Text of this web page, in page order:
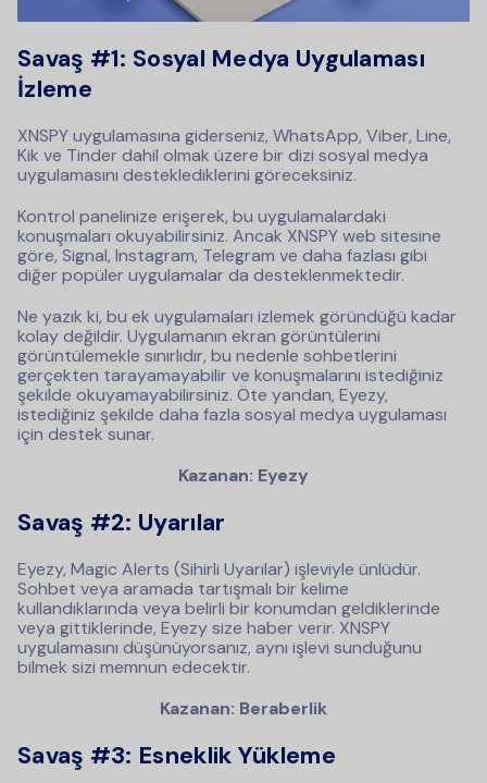
Savaş #1: Sosyal Medya Uygulaması
İzleme
XNSPY uygulamasına giderseniz, WhatsApp, Viber, Line,
Kik ve Tinder dahil olmak üzere bir dizi sosyal medya
uygulamasını desteklediklerini göreceksiniz.
Kontrol panelinize erişerek, bu uygulamalardaki
konuşmaları okuyabilirsiniz. Ancak XNSPY web sitesine
göre, Signal, Instagram, Telegram ve daha fazlası gibi
diğer popüler uygulamalar da desteklenmektedir.
Ne yazık ki, bu ek uygulamaları izlemek göründüğü kadar
kolay değildir. Uygulamanın ekran görüntülerini
görüntülemekle sınırlıdır, bu nedenle sohbetlerini
gerçekten tarayamayabilir ve konuşmalarını istediğiniz
şekilde okuyamayabilirsiniz. Öte yandan, Eyezy,
istediğiniz şekilde daha fazla sosyal medya uygulaması
için destek sunar.
Kazanan: Eyezy
Savaş #2: Uyarılar
Eyezy, Magic Alerts (Sihirli Uyarılar) işleviyle ünlüdür.
Sohbet veya aramada tartışmalı bir kelime
kullandıklarında veya belirli bir konumdan geldiklerinde
veya gittiklerinde, Eyezy size haber verir. XNSPY
uygulamasını düşünüyorsanız, aynı işlevi sunduğunu
bilmek sizi memnun edecektir.
Kazanan: Beraberlik
Savaş #3: Esneklik Yükleme